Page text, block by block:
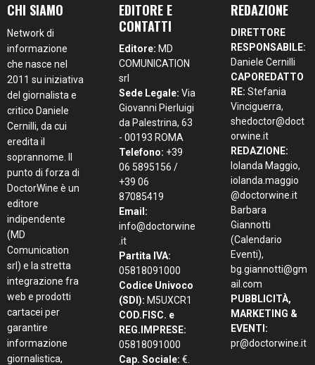
CHI SIAMO
Network di
informazione
che nasce nel
2011 su iniziativa
del giornalista e
critico Daniele
Cernilli, da cui
eredita il
soprannome. Il
punto di forza di
DoctorWine è un
editore
indipendente
(MD
Comunication
srl) e la stretta
integrazione fra
web e prodotti
cartacei per
garantire
informazione
giornalistica,
EDITORE E
CONTATTI
Editore: MD
COMUNICATION
srl
Sede Legale: Via
Giovanni Pierluigi
da Palestrina, 63
- 00193 ROMA
Telefono: +39
06 5895156 /
+39 06
87085419
Email:
info@doctorwine
.it
Partita IVA:
05818091000
Codice Univoco
(SDI): M5UXCR1
COD.FISC. e
REG.IMPRESE:
05818091000
Cap. Sociale: €.
REDAZIONE
DIRETTORE
RESPONSABILE:
Daniele Cernilli
CAPOREDATTO
RE: Stefania
Vinciguerra,
shedoctor@doct
orwine.it
REDAZIONE:
Iolanda Maggio,
iolanda.maggio
@doctorwine.it
Barbara
Giannotti
(Calendario
Eventi),
bg.giannotti@gm
ail.com
PUBBLICITÀ,
MARKETING &
EVENTI:
pr@doctorwine.it